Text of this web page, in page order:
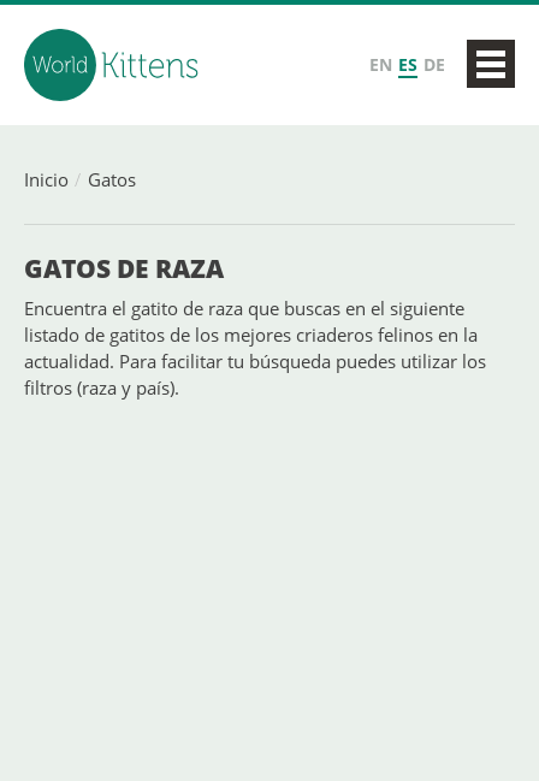
EN ES DE
Inicio Gatos
GATOS DE RAZA
Encuentra el gatito de raza que buscas en el siguiente
listado de gatitos de los mejores criaderos felinos en la
actualidad. Para facilitar tu búsqueda puedes utilizar los
filtros (raza y país).